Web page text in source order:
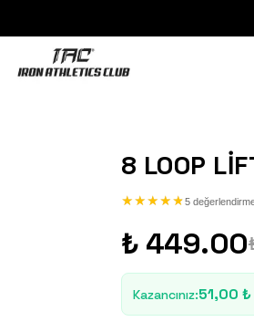
8 LOOP
★
★★
★★
★★
★★
★ 5
₺ 449.00
Kazancınız:51,00 ₺